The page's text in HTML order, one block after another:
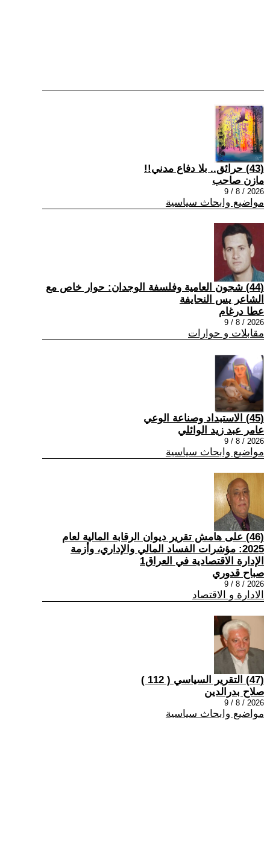
(43) حرائق.. بلا دفاع مدني!!
مازن صاحب
2026 / 8 / 9
مواضيع وابحاث سياسية
(44) شجون العامية وفلسفة الوجدان: حوار خاص مع
الشاعر يس النحايفة
عطا درغام
2026 / 8 / 9
مقابلات و حوارات
(45) الاستبداد وصناعة الوعي
عامر عبد زيد الوائلي
2026 / 8 / 9
مواضيع وابحاث سياسية
(46) على هامش تقرير ديوان الرقابة المالية لعام
2025: مؤشرات الفساد المالي والإداري، وأزمة
الإدارة الاقتصادية في العراق1
صباح قدوري
2026 / 8 / 9
الادارة و الاقتصاد
(47) التقرير السياسي ( 112 )
صلاح بدرالدين
2026 / 8 / 9
مواضيع وابحاث سياسية